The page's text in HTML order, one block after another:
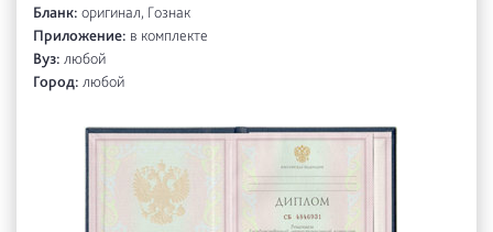
Бланк: оригинал, Гознак
Приложение: в комплекте
Вуз: любой
Город: любой